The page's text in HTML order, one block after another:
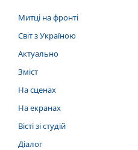
Митці на фронті
Світ з Україною
Актуально
Зміст
На сценах
На екранах
Вісті зі студій
Діалог